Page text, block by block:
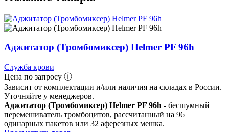
Аджитатор (Тромбомиксер) Helmer PF 96h
Служба крови
Цена по запросу ⓘ
Зависит от комплектации и/или наличия на складах в России.
Уточняйте у менеджеров.
Аджитатор (Тромбомиксер) Helmer PF 96h - бесшумный
перемешиватель тромбоцитов, рассчитанный на 96
одинарных пакетов или 32 аферезных мешка.